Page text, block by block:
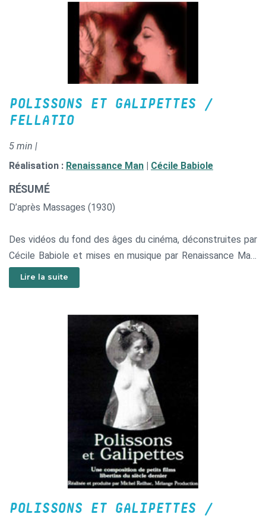
préliminaires malicieux, les caresses enivrantes, les coïts
endiablés, les hallucinations extatiques et, côté son, les
chœurs d’opéra sous acide, les rythmiques hip hop
orgasmiques, l’électro ambient mystique !
POLISSONS ET GALIPETTES /
FELLATIO
5 min |
Réalisation : Renaissance Man | Cécile Babiole
RÉSUMÉ
D’après Massages (1930)
Des vidéos du fond des âges du cinéma, déconstruites par
Cécile Babiole et mises en musique par Renaissance Man.
Une rencontre artistique qui réconcilie le féminin et le
masculin, le chaud et le froid, la sensualité latine et
préliminaires malicieux, les caresses enivrantes, les coïts
endiablés, les hallucinations extatiques et, côté son, les
chœurs d’opéra sous acide, les rythmiques hip hop
orgasmiques, l’électro ambient mystique !
Lire la suite
POLISSONS ET GALIPETTES /